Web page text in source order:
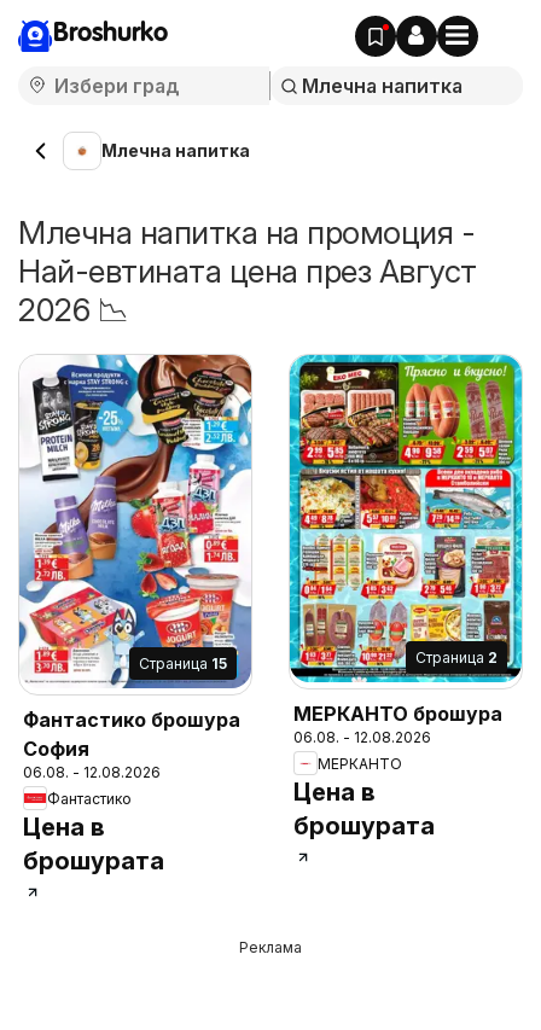
Broshurko
Млечна напитка
Млечна напитка на промоция -
Най-евтината цена през Август
2026 📉
Cтраница 15
Фантастико брошура
София
06.08. - 12.08.2026
Фантастико
Цена в
брошурата
Cтраница 2
МЕРКАНТО брошура
06.08. - 12.08.2026
МЕРКАНТО
Цена в
брошурата
Реклама